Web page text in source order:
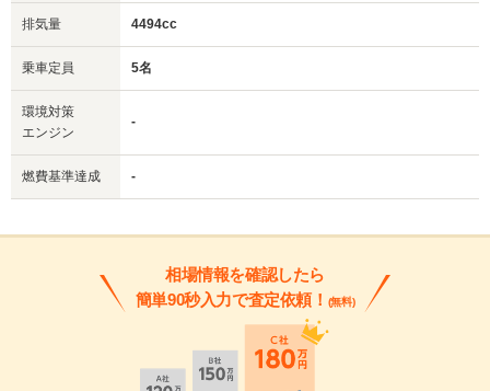
排気量 4494cc
乗車定員 5名
環境対策
エンジン
-
燃費基準達成 -
相場情報を確認したら
簡単90秒入力で査定依頼！ (無料)